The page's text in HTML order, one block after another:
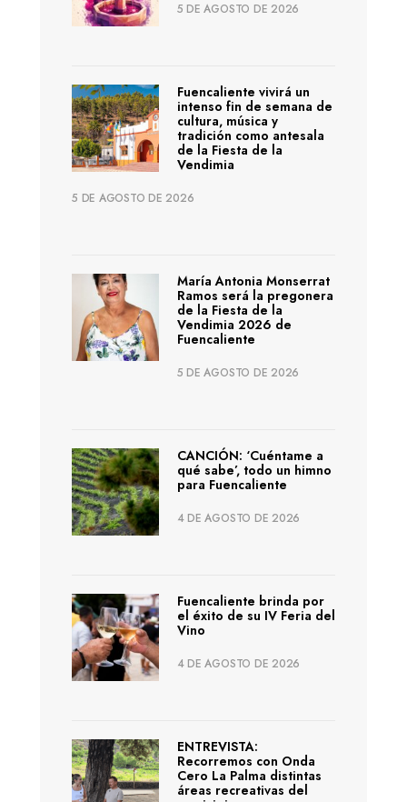
5 DE AGOSTO DE 2026
Fuencaliente vivirá un
intenso fin de semana de
cultura, música y
tradición como antesala
de la Fiesta de la
Vendimia
5 DE AGOSTO DE 2026
María Antonia Monserrat
Ramos será la pregonera
de la Fiesta de la
Vendimia 2026 de
Fuencaliente
5 DE AGOSTO DE 2026
CANCIÓN: ‘Cuéntame a
qué sabe’, todo un himno
para Fuencaliente
4 DE AGOSTO DE 2026
Fuencaliente brinda por
el éxito de su IV Feria del
Vino
4 DE AGOSTO DE 2026
ENTREVISTA:
Recorremos con Onda
Cero La Palma distintas
áreas recreativas del